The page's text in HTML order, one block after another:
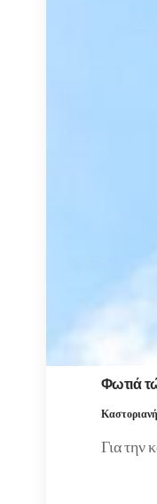
Φωτιά
Για την